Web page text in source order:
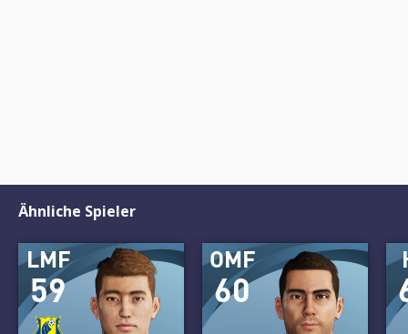
Ähnliche Spieler
59
LMF
60
OMF